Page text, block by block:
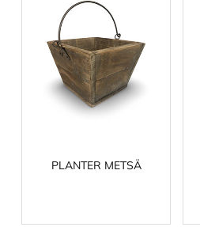
PLANTER METSÄ